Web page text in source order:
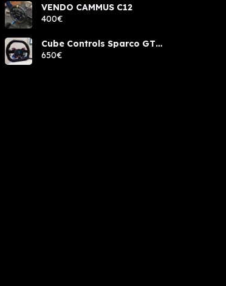
VENDO CAMMUS C12
400€
Cube Controls Sparco GT
PRO NUEVO
650€